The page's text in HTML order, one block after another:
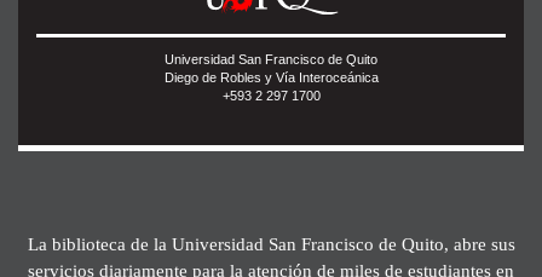
Universidad San Francisco de Quito
Diego de Robles y Vía Interoceánica
+593 2 297 1700
La biblioteca de la Universidad San Francisco de Quito, abre sus
servicios diariamente para la atención de miles de estudiantes en